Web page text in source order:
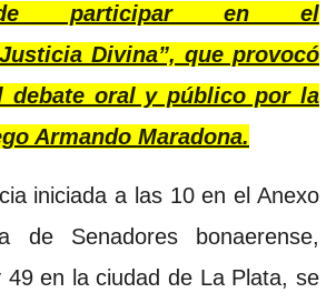
de participar en el
Divina”, que provocó
debate oral y público por la
Armando Maradona.
iniciada a las 10 en el Anexo
de Senadores bonaerense,
49 en la ciudad de La Plata, se